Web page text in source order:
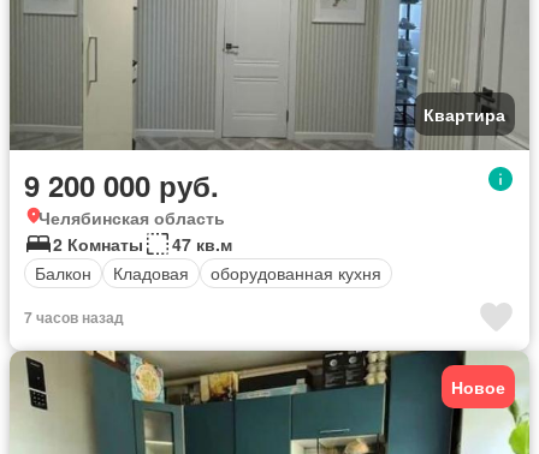
Квартира
9 200 000 руб.
Челябинская область
2 Комнаты
47 кв.м
Балкон
Кладовая оборудованная кухня
7 часов назад
Новое